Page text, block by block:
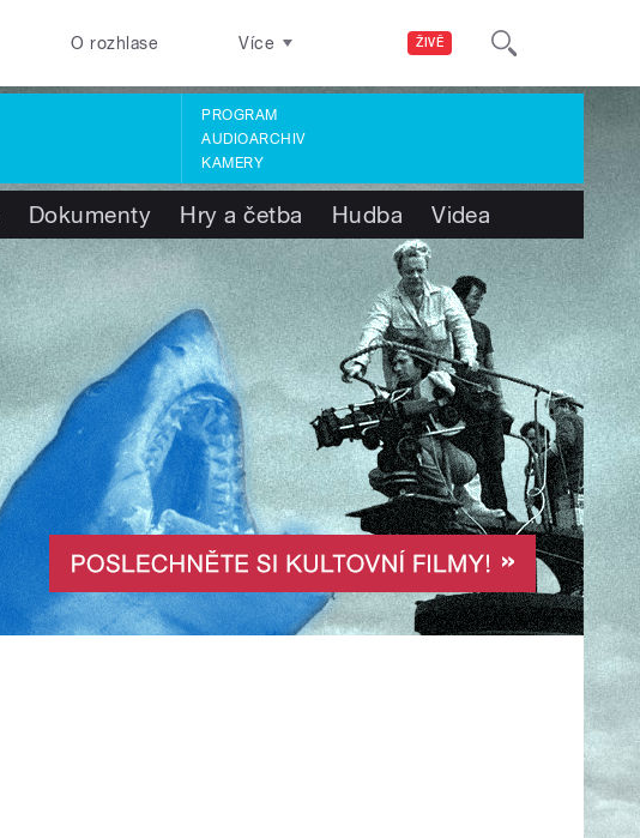
ŽIVĚ
O rozhlase Více
PROGRAM
AUDIOARCHIV
KAMERY
Dokumenty Hry a četba Hudba Videa